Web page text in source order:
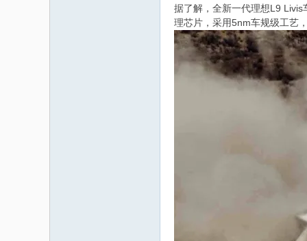
据了解，全新一代理想L9
理芯片，采用5nm车规级工艺